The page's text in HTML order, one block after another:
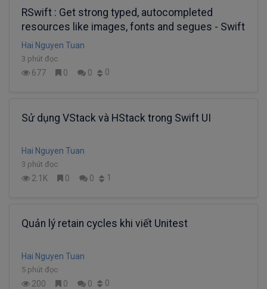
RSwift : Get strong typed, autocompleted
resources like images, fonts and segues - Swift
Hai Nguyen Tuan
3 phút đọc
677 0 0 0
Sử dụng VStack và HStack trong Swift UI
Hai Nguyen Tuan
3 phút đọc
2.1K 0 0 1
Quản lý retain cycles khi viết Unitest
Hai Nguyen Tuan
5 phút đọc
200 0 0 0